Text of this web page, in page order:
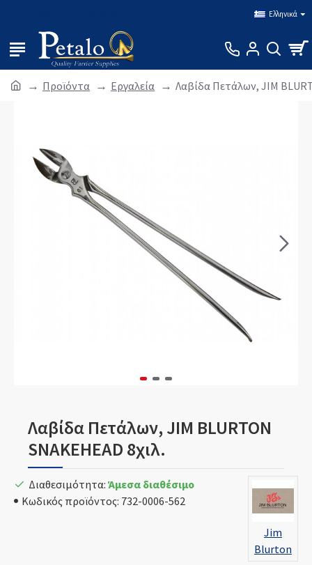
Ελληνικά
Προϊόντα Εργαλεία Λαβίδα Πετάλων, JIM
Λαβίδα Πετάλων, JIM BLURTON
SNAKEHEAD 8χιλ.
Διαθεσιμότητα: Άμεσα διαθέσιμο
Κωδικός προϊόντος: 732-0006-562
Jim
Blurton